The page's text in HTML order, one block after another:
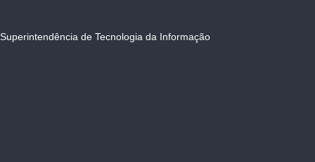
Superintendência de Tecnologia da Informação